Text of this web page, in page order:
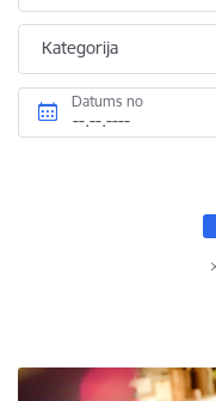
Kategorija
Datums no